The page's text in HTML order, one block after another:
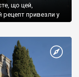
що цей,
рецепт привезли у